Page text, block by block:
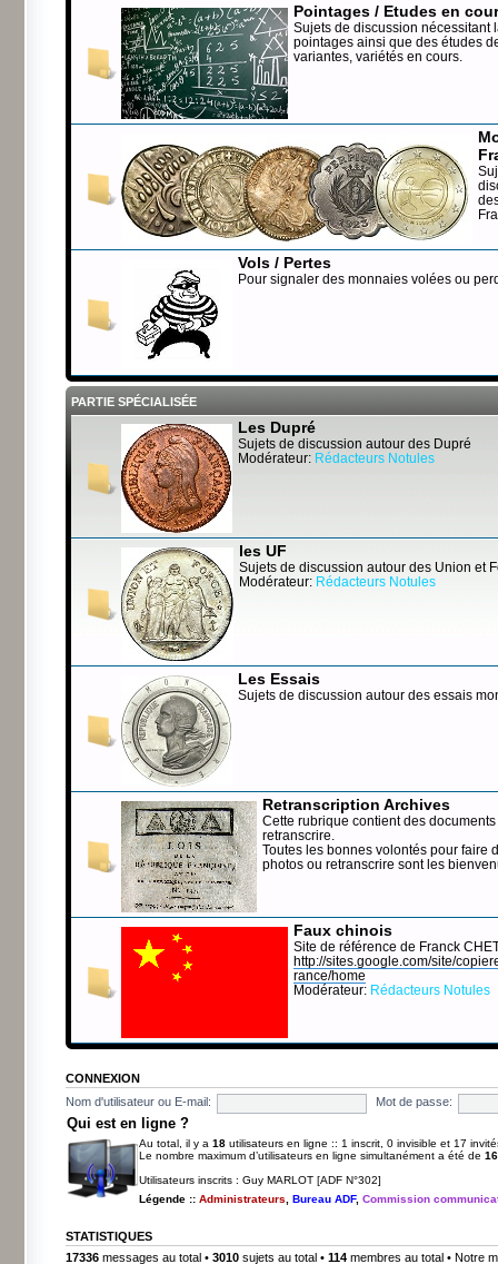
Pointages / Etudes en
Sujets de discussion nécessitant
pointages ainsi que des études
variantes, variétés en cours.
Vols / Pertes
Pour signaler des monnaies volées ou
PARTIE SPÉCIALISÉE
Les Dupré
Sujets de discussion autour des Dupré
Modérateur: Rédacteurs Notules
les UF
Sujets de discussion autour des Union et
Modérateur: Rédacteurs Notules
Les Essais
Sujets de discussion autour des essais
Retranscription Archives
Cette rubrique contient des
retranscrire.
Toutes les bonnes volontés pour faire
photos ou retranscrire sont les
Faux chinois
Site de référence de Franck
http://sites.google.com/site/
rance/home
Modérateur: Rédacteurs Notules
CONNEXION
Nom d'utilisateur ou E-mail:
Mot de passe:
Qui est en ligne ?
Au total, il y a 18 utilisateurs en ligne :: 1 inscrit, 0 invisible et 17
Le nombre maximum d’utilisateurs en ligne simultanément a été de
Utilisateurs inscrits : Guy MARLOT [ADF N°302]
Légende :: Administrateurs Bureau ADF, Commission
STATISTIQUES
17336 messages au total • 3010 sujets au total • 114 membres au total • Notre